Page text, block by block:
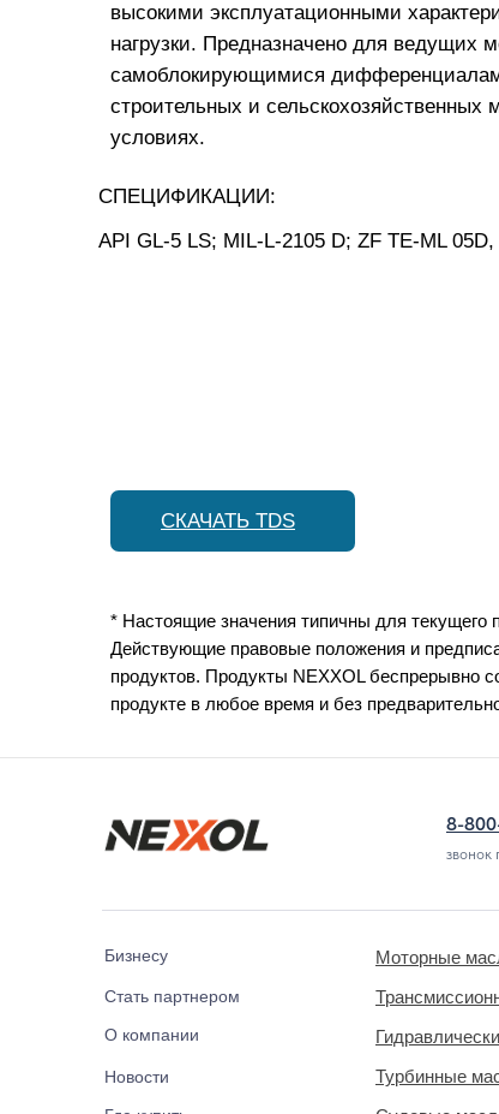
СКАЧАТЬ TDS
высокими эксплуатационными
нагрузки. Предназначено для ведущих
самоблокирующимися
строительных и
условиях.
API GL-5 LS; MIL-L-2105 D; ZF TE-ML
СПЕЦИФИКАЦИИ:
* Настоящие значения типичны для текущего
Действующие правовые положения и
продуктов. Продукты NEXXOL беспрерывно
продукте в любое время и без
8-
звонок
Бизнесу
Стать партнером
О компании
Новости
Моторные
Турбинные